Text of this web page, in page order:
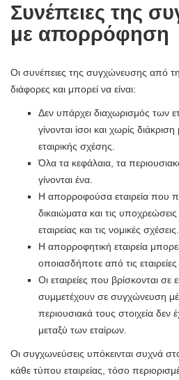
Συνέπειες της
με απορρόφηση
Οι συνέπειες της συγχώνευσης από
διάφορες και μπορεί να είναι:
Δεν υπάρχει διαχωρισμός των
γίνονται ίσοι και χωρίς
εταιρικής σχέσης.
Όλα τα κεφάλαια, τα
γίνονται ένα.
Η απορροφούσα εταιρεία που
δικαιώματα και τις
εταιρείας και τις νομικές σχέσεις.
Η απορροφητική εταιρεία
οποιασδήποτε από τις
Οι εταιρείες που βρίσκονται σε
συμμετέχουν σε συγχώνευση
περιουσιακά τους στοιχεία δεν
μεταξύ των εταίρων.
Οι συγχωνεύσεις υπόκεινται συχνά
κάθε τύπου εταιρείας, τόσο